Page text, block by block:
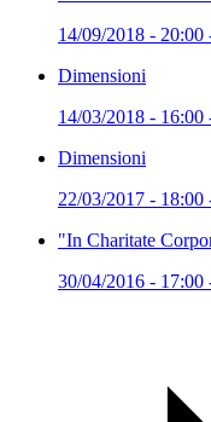
14/09/2018 - 20:00
Dimensioni
14/03/2018 -
Dimensioni
22/03/2017 -
"In Charitate
30/04/2016 - 17:00